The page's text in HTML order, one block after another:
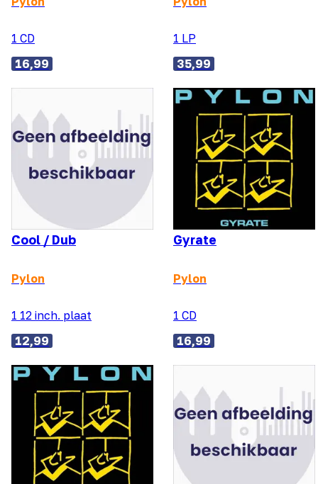
1 CD
16,99
1 LP
35,99
Cool / Dub
Pylon
1 12 inch. plaat
12,99
Gyrate
Pylon
1 CD
16,99